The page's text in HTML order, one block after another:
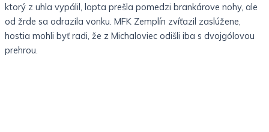
ktorý z uhla vypálil, lopta prešla pomedzi brankárove nohy, ale
od žrde sa odrazila vonku. MFK Zemplín zvíťazil zaslúžene,
hostia mohli byť radi, že z Michaloviec odišli iba s dvojgólovou
prehrou.